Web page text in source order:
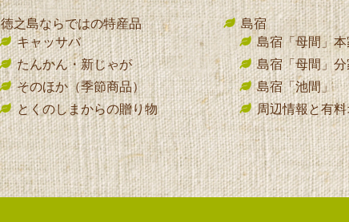
徳之島ならではの特産品
キャッサバ
たんかん・新じゃが
そのほか（季節商品）
とくのしまからの贈り物
島宿
島宿「母間」
島宿「母間」分
島宿「池間」
周辺情報と有